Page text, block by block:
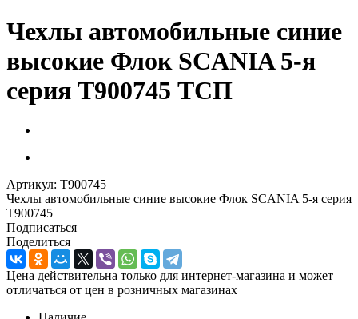
Чехлы автомобильные синие
высокие Флок SCANIA 5-я
серия T900745 ТСП
Артикул: T900745
Чехлы автомобильные синие высокие Флок SCANIA 5-я серия
T900745
Подписаться
Поделиться
Цена действительна только для интернет-магазина и может
отличаться от цен в розничных магазинах